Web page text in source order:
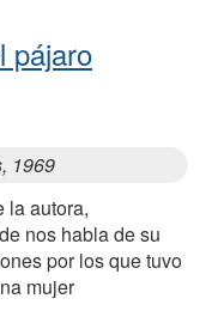
pájaro
1969
la autora,
nos habla de su
por los que tuvo
mujer